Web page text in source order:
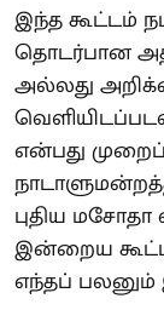
இந்த கூட்டம்
தொடர்பான
அல்லது
என்பது
புதிய
இன்றைய
எந்தப்